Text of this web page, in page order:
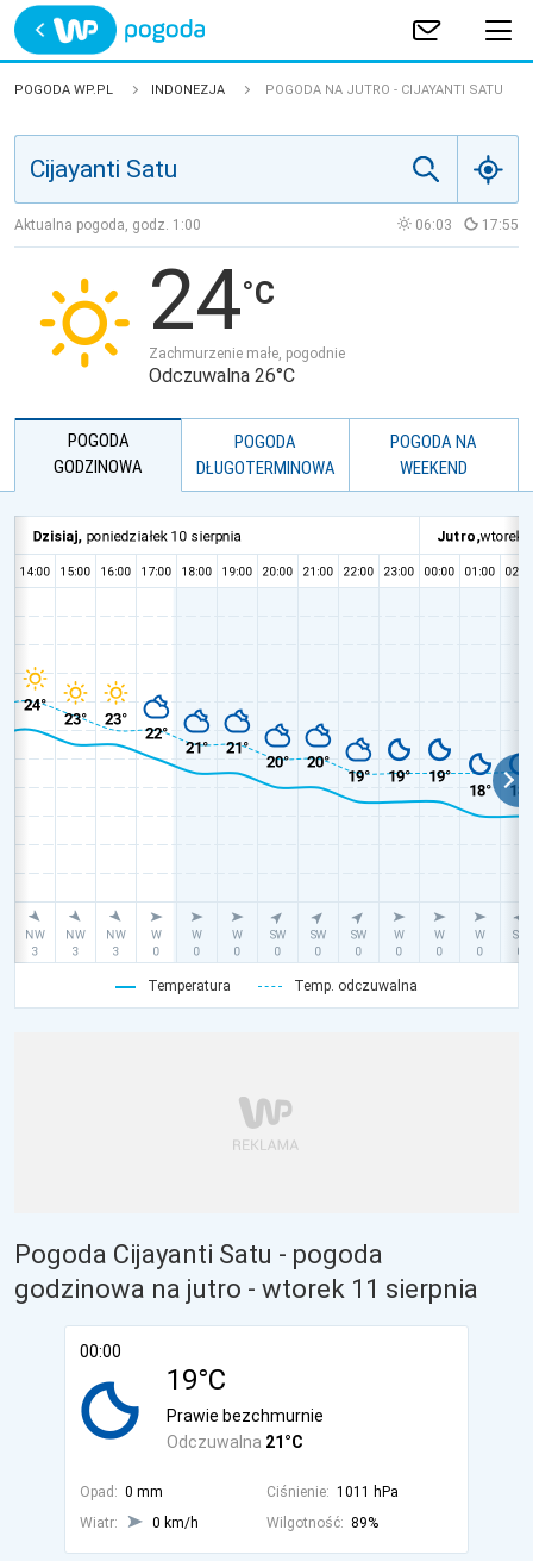
Trwa ładowanie
POLSKA
JAKOŚĆ POWIETRZA
POGODA WP.PL INDONEZJA POGODA NA JUTRO - CIJAYANTI SATU
Aktualna pogoda, godz. 1:00 06:03 17:55
24
Zachmurzenie małe, pogodnie
Odczuwalna 26°C
POGODA
GODZINOWA
POGODA
DŁUGOTERMINOWA
POGODA NA
WEEKEND
Temperatura Temp. odczuwalna
Pogoda Cijayanti Satu - pogoda
godzinowa na jutro - wtorek 11 sierpnia
00:00
19°C
Odczuwalna 21°C
Prawie bezchmurnie
Opad: 0 mm Ciśnienie: 1011 hPa
Wiatr:
0 km/h Wilgotność: 89%